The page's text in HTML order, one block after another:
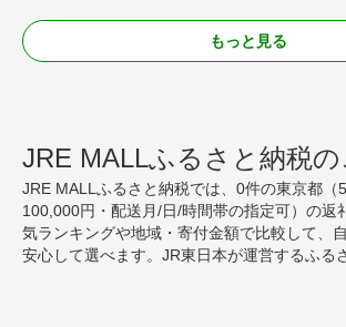
もっと見る
JRE MALLふるさと納税
JRE MALLふるさと納税では、0件の東京都（
100,000円・配送月/日/時間帯の指定可）の返
気ランキングや地域・寄付金額で比較して、
安心して選べます。JR東日本が運営するふる